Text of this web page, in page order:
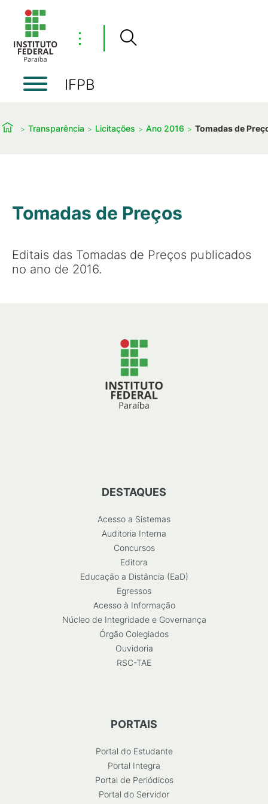
⋮
IFPB
Transparência Licitações Ano 2016 Tomadas de
Tomadas de Preços
Editais das Tomadas de Preços publicados
no ano de 2016.
DESTAQUES
Acesso a Sistemas
Auditoria Interna
Concursos
Editora
Educação a Distância (EaD)
Egressos
Acesso à Informação
Núcleo de Integridade e Governança
Órgão Colegiados
Ouvidoria
RSC-TAE
PORTAIS
Portal do Estudante
Portal Integra
Portal de Periódicos
Portal do Servidor